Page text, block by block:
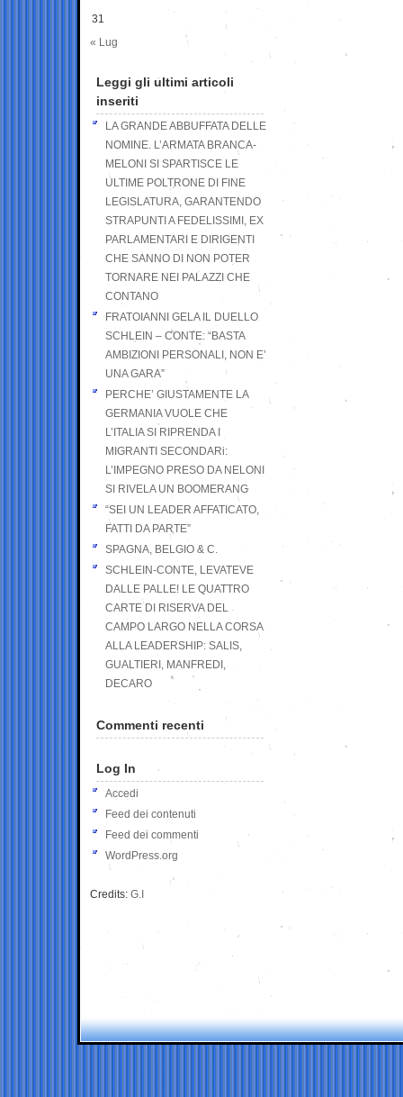
31
« Lug
Leggi gli ultimi articoli
inseriti
LA GRANDE ABBUFFATA DELLE
NOMINE. L’ARMATA BRANCA-
MELONI SI SPARTISCE LE
ULTIME POLTRONE DI FINE
LEGISLATURA, GARANTENDO
STRAPUNTI A FEDELISSIMI, EX
PARLAMENTARI E DIRIGENTI
CHE SANNO DI NON POTER
TORNARE NEI PALAZZI CHE
CONTANO
FRATOIANNI GELA IL DUELLO
SCHLEIN – CONTE: “BASTA
AMBIZIONI PERSONALI, NON E’
UNA GARA”
PERCHE’ GIUSTAMENTE LA
GERMANIA VUOLE CHE
L’ITALIA SI RIPRENDA I
MIGRANTI SECONDARi:
L’IMPEGNO PRESO DA NELONI
SI RIVELA UN BOOMERANG
“SEI UN LEADER AFFATICATO,
FATTI DA PARTE”
SPAGNA, BELGIO & C.
SCHLEIN-CONTE, LEVATEVE
DALLE PALLE! LE QUATTRO
CARTE DI RISERVA DEL
CAMPO LARGO NELLA CORSA
ALLA LEADERSHIP: SALIS,
GUALTIERI, MANFREDI,
DECARO
Commenti recenti
Log In
Accedi
Feed dei contenuti
Feed dei commenti
WordPress.org
Credits: G.I